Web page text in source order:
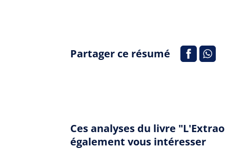
Partager ce résumé
Ces analyses du livre
également vous intéresser